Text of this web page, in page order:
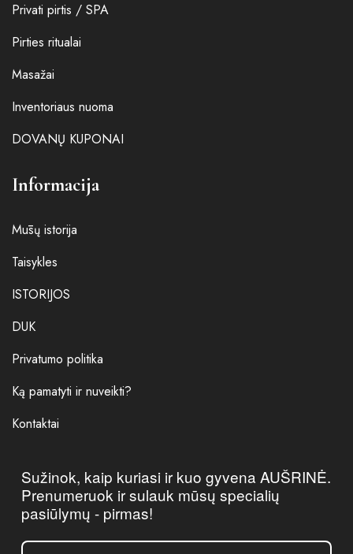
Privati pirtis / SPA
Pirties ritualai
Masažai
Inventoriaus nuoma
DOVANŲ KUPONAI
Informacija
Mūsų istorija
Taisykles
ISTORIJOS
DUK
Privatumo politika
Ką pamatyti ir nuveikti?
Kontaktai
Sužinok, kaip kuriasi ir kuo gyvena AUŠRINĖ.
Prenumeruok ir sulauk mūsų specialių
pasiūlymų - pirmas!